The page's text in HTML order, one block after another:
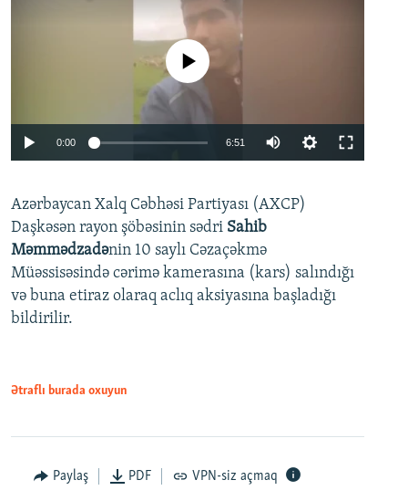
Auto 240p 360p
720p 1080p
No media source currently available
0:00 6:51
360p
720p
1080p
Azərbaycan Xalq Cəbhəsi Partiyası (AXCP)
Daşkəsən rayon şöbəsinin sədri Sahib
Məmmədzadənin 10 saylı Cəzaçəkmə
Müəssisəsində cərimə kamerasına (kars) salındığı
və buna etiraz olaraq aclıq aksiyasına başladığı
bildirilir.
Ətraflı burada oxuyun
Paylaş PDF VPN-siz açmaq